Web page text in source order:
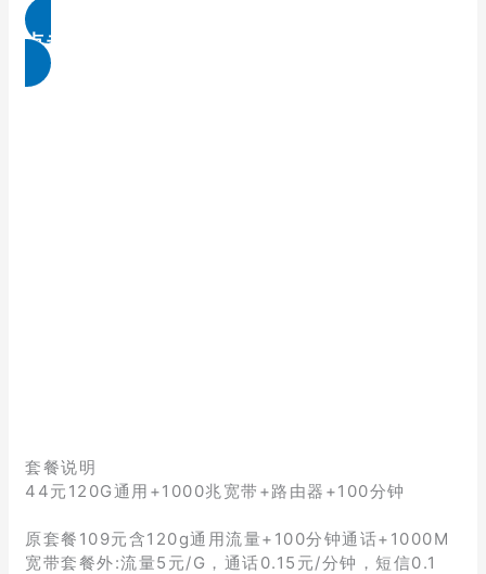
点击免费领取
套餐说明
44元120G通用+1000兆宽带+路由器+100分钟
原套餐109元含120g通用流量+100分钟通话+1000M
宽带套餐外:流量5元/G，通话0.15元/分钟，短信0.1